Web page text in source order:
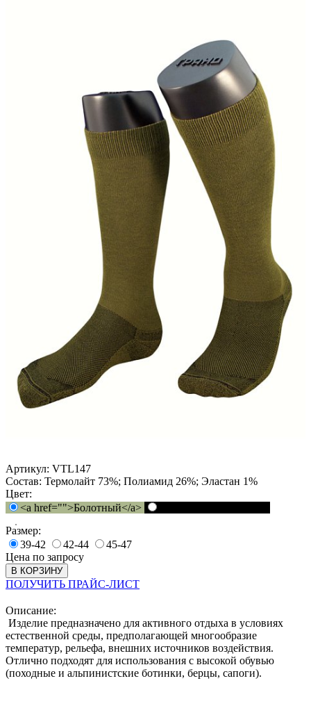
Артикул: VTL147
Состав: Термолайт 73%; Полиамид 26%; Эластан 1%
Цвет:
<a href="">Болотный</a>
Размер:
39-42
42-44
45-47
Цена по запросу
В КОРЗИНУ
ПОЛУЧИТЬ ПРАЙС-ЛИСТ
Описание:
Изделие предназначено для активного отдыха в условиях
естественной среды, предполагающей многообразие
температур, рельефа, внешних источников воздействия.
Отлично подходят для использования с высокой обувью
(походные и альпинистские ботинки, берцы, сапоги).